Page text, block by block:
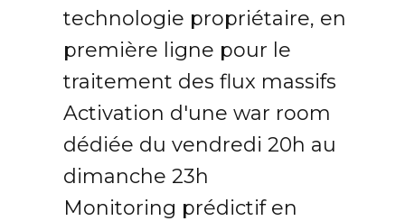
technologie propriétaire, en
première ligne pour le
traitement des flux massifs
Activation d'une war room
dédiée du vendredi 20h au
dimanche 23h
Monitoring prédictif en